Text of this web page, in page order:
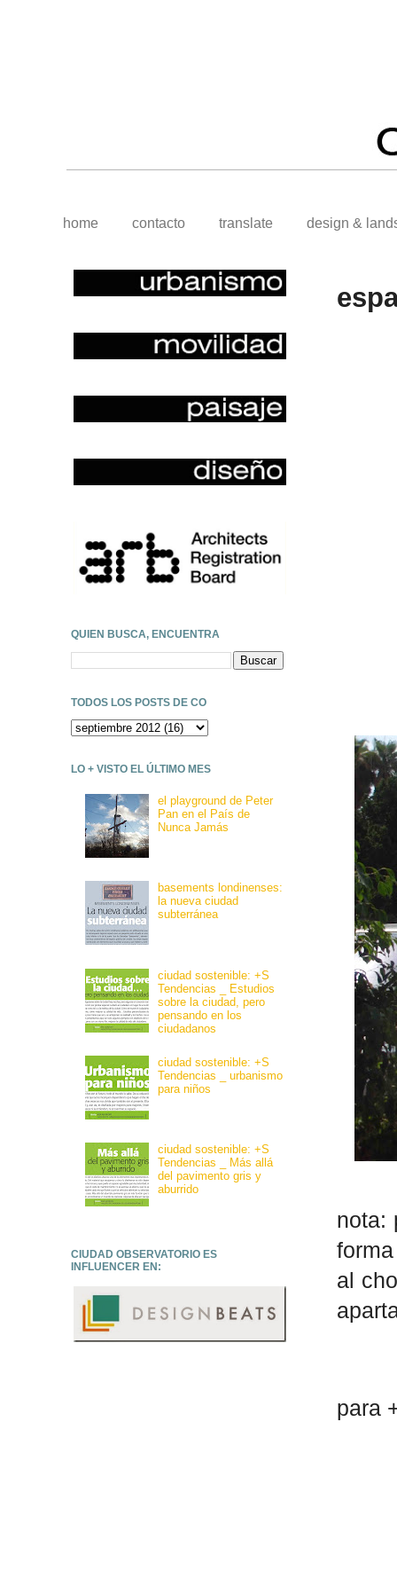
home contacto translate design &
nota:
al
para
QUIEN BUSCA, ENCUENTRA
TODOS LOS POSTS DE CO
LO + VISTO EL ÚLTIMO MES
el playground de Peter
Pan en el País de
Nunca Jamás
basements londinenses:
la nueva ciudad
subterránea
ciudad sostenible: +S
Tendencias _ Estudios
sobre la ciudad, pero
pensando en los
ciudadanos
ciudad sostenible: +S
Tendencias _ urbanismo
para niños
ciudad sostenible: +S
Tendencias _ Más allá
del pavimento gris y
aburrido
CIUDAD OBSERVATORIO ES
INFLUENCER EN: